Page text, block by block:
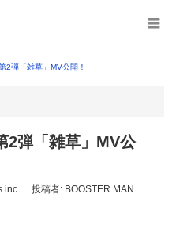
2弾「雑草」MV公開！
2弾「雑草」MV公
inc. 投稿者: BOOSTER MAN